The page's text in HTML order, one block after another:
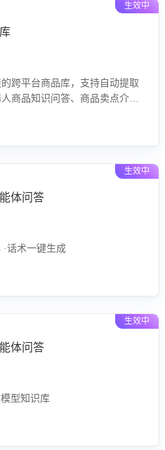
生效中
跨平台商品库，支持自动提取
商品知识问答、商品卖点介绍
生效中
体问答
话术一键生成
生效中
体问答
型知识库